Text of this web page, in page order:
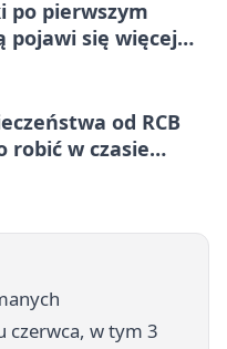
po pierwszym
pojawi się więcej
od RCB
robić w czasie
czerwca, w tym 3